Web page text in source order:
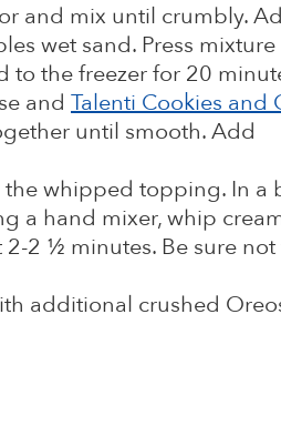
and mix until crumbly.
wet sand. Press
to the freezer for 20
and Talenti Cookies and
until smooth. Add
whipped topping. In a
a hand mixer, whip
2 ½ minutes. Be sure not
additional crushed